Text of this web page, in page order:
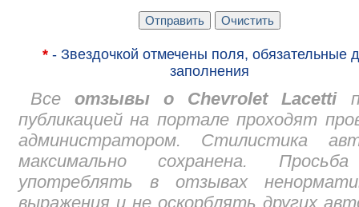
*- Звездочкой отмечены поля, обязательные
заполнения
Все отзывы о Chevrolet Lacetti
публикацией на портале проходят
администратором. Стилистика
максимально сохранена.
употреблять в отзывах
выражения и не оскорблять других